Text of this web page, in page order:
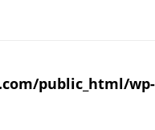
public_html/wp-